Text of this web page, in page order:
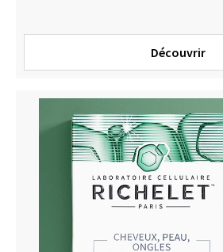
Découvrir